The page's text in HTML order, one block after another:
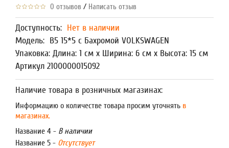
0 отзывов / Написать отзыв
Доступность: Нет в наличии
Модель: В5 15*5 с Бахромой VOLKSWAGEN
Упаковка: Длина: 1 см x Ширина: 6 см x Высота: 15 см
Артикул 2100000015092
Наличие товара в розничных магазинах:
Информацию о количестве товара просим уточнять в
магазинах.
Название 4 - В наличии
Название 5 - Отсутствует